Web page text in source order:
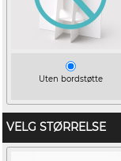
Uten bordstøtte
VELG STØRRELSE